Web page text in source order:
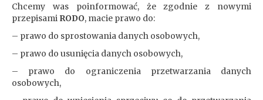
Chcemy was poinformować, że zgodnie z nowymi
przepisami RODO, macie prawo do:
– prawo do sprostowania danych osobowych,
– prawo do usunięcia danych osobowych,
– prawo do ograniczenia przetwarzania danych
osobowych,